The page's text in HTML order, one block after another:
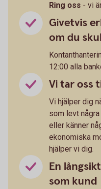
Ring oss - vi
Givetvis
om du
12:00 alla
Vi tar oss
Vi hjälper dig
som levt
eller känner
ekonomiska
hjälper vi dig.
En
som kund